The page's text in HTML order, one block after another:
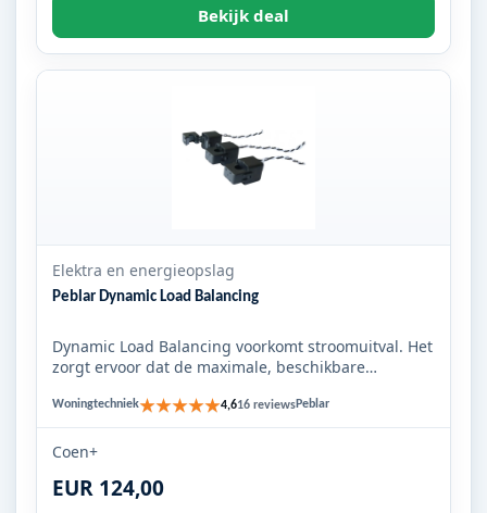
Bekijk deal
Elektra en energieopslag
Peblar Dynamic Load Balancing
Dynamic Load Balancing voorkomt stroomuitval. Het
zorgt ervoor dat de maximale, beschikbare
Woningtechniek★★★★★4,616 reviewsPeblar
Coen+
EUR 124,00